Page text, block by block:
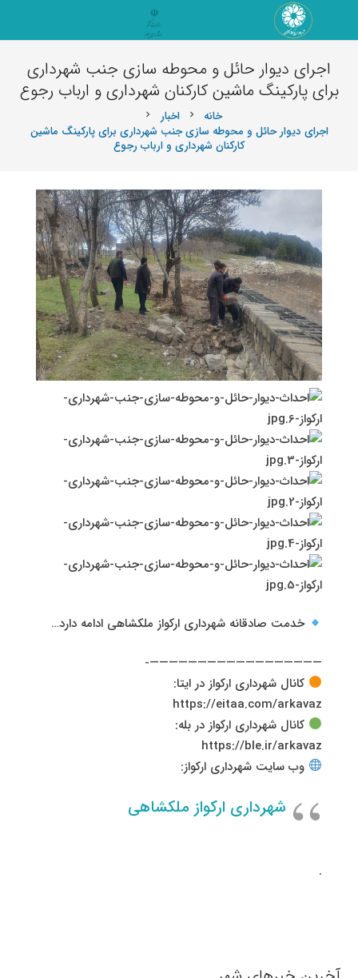
اجرای دیوار حائل و محوطه سازی جنب شهرداری
برای پارکینگ ماشین کارکنان شهرداری و ارباب رجوع
خانه chevron_right اخبار chevron_right
اجرای دیوار حائل و محوطه سازی جنب شهرداری برای پارکینگ ماشین
کارکنان شهرداری و ارباب رجوع
خدمت صادقانه شهرداری ارکواز ملکشاهی ادامه دارد…
——————————————————-
کانال شهرداری ارکواز در ایتا:
https://eitaa.com/arkavaz
کانال شهرداری ارکواز در بله:
https://ble.ir/arkavaz
وب سایت شهرداری ارکواز:
شهرداری ارکواز ملکشاهی
.